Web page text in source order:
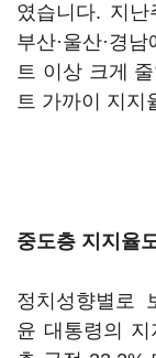
였습니다. 지난
부산·울산·경
트 이상 크게
트 가까이 지지
중도층 지지율
정치성향별로
윤 대통령의